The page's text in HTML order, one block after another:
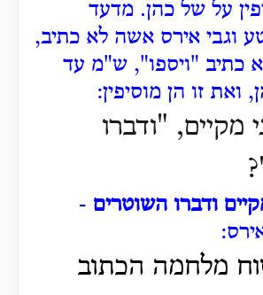
על של כהן. מדעד
וגבי אירס אשה לא כתיב,
כתיב "ויספו", ש"מ עד
ואת זו הן מוסיפין:
מקיים, "ודברו
ודברו השוטרים -
מלחמה הכתוב